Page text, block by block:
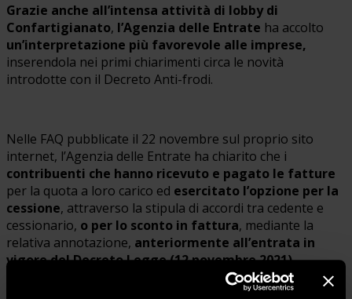
Grazie anche all’intensa attività di lobby di
Confartigianato, l’Agenzia delle Entrate ha accolto
un’interpretazione più favorevole alle imprese,
inserendola nei primi chiarimenti circa le novità
introdotte con il Decreto Anti-frodi.
Nelle FAQ pubblicate il 22 novembre sul proprio sito
internet, l’Agenzia delle Entrate ha chiarito che i
contribuenti che hanno ricevuto e pagato le fatture
per la quota a loro carico ed esercitato l’opzione per la
cessione, attraverso la stipula di accordi tra cedente e
cessionario, o per lo sconto in fattura, mediante la
relativa annotazione, anteriormente all’entrata in
vigore del Decreto Legge (12 novembre 2021),
possono eseguire la comunicazioneall’Agenzia delle
senza la necessità